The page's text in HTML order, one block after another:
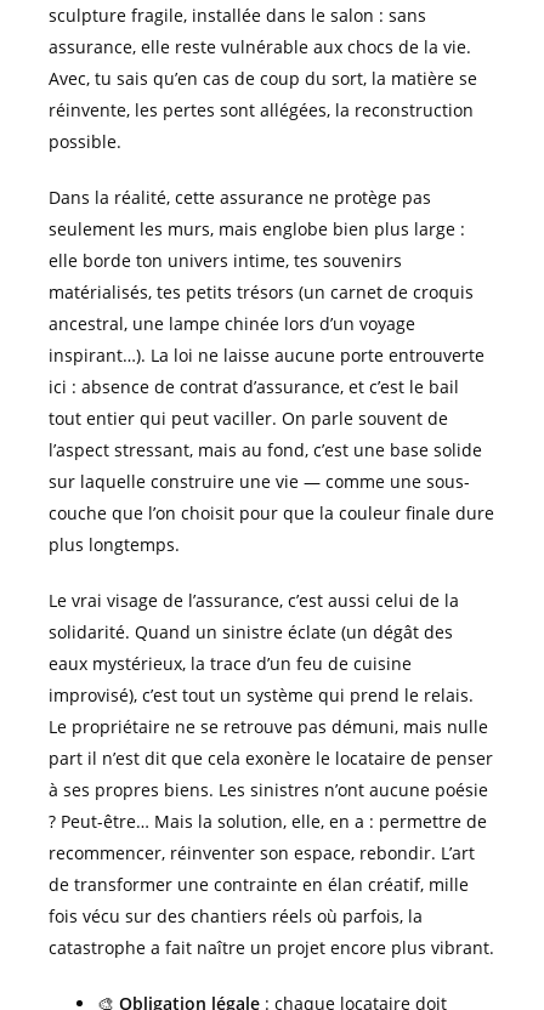
sculpture fragile, installée dans le salon : sans
assurance, elle reste vulnérable aux chocs de la vie.
Avec, tu sais qu’en cas de coup du sort, la matière se
réinvente, les pertes sont allégées, la reconstruction
possible.
Dans la réalité, cette assurance ne protège pas
seulement les murs, mais englobe bien plus large :
elle borde ton univers intime, tes souvenirs
matérialisés, tes petits trésors (un carnet de croquis
ancestral, une lampe chinée lors d’un voyage
inspirant…). La loi ne laisse aucune porte entrouverte
ici : absence de contrat d’assurance, et c’est le bail
tout entier qui peut vaciller. On parle souvent de
l’aspect stressant, mais au fond, c’est une base solide
sur laquelle construire une vie — comme une sous-
couche que l’on choisit pour que la couleur finale dure
plus longtemps.
Le vrai visage de l’assurance, c’est aussi celui de la
solidarité. Quand un sinistre éclate (un dégât des
eaux mystérieux, la trace d’un feu de cuisine
improvisé), c’est tout un système qui prend le relais.
Le propriétaire ne se retrouve pas démuni, mais nulle
part il n’est dit que cela exonère le locataire de penser
à ses propres biens. Les sinistres n’ont aucune poésie
? Peut-être… Mais la solution, elle, en a : permettre de
recommencer, réinventer son espace, rebondir. L’art
de transformer une contrainte en élan créatif, mille
fois vécu sur des chantiers réels où parfois, la
catastrophe a fait naître un projet encore plus vibrant.
🎨 Obligation légale : chaque locataire doit